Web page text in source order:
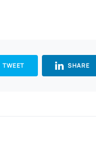
TWEET SHARE